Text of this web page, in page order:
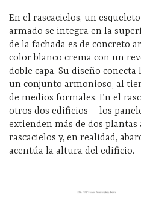
En el rascacielos, un
armado se integra en la
de la fachada es de concreto
color blanco crema con un
doble capa. Su diseño
un conjunto armonioso, al
de medios formales. En el
otros dos edificios— los
extienden más de dos plantas
rascacielos y, en realidad,
acentúa la altura del edificio.